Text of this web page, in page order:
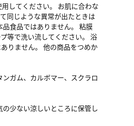
してください。 お肌に合わな
同じような異常が出たときは
食品ではありません。 粘膜
等で洗い流してください。 浴
りません。 他の商品をつめか
ガム、カルボマー、スクラロ
少ない涼しいところに保管し